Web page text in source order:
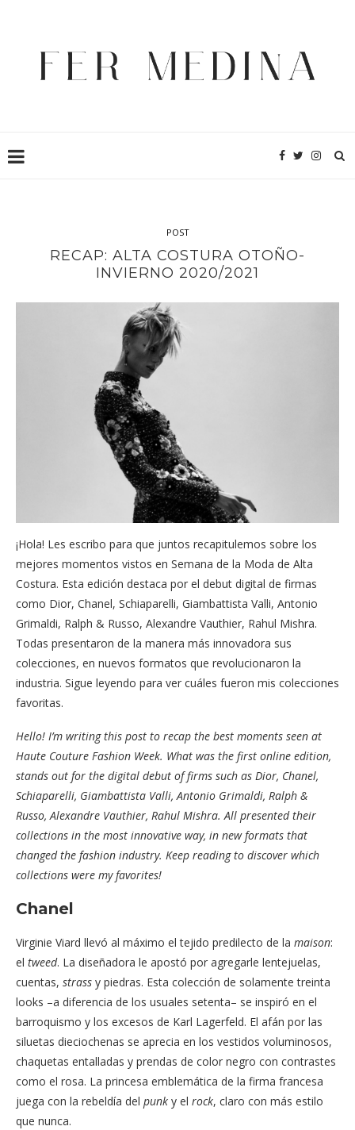
POST
RECAP: ALTA COSTURA OTOÑO-
INVIERNO 2020/2021
¡Hola! Les escribo para que juntos recapitulemos sobre los
mejores momentos vistos en Semana de la Moda de Alta
Costura. Esta edición destaca por el debut digital de firmas
como Dior, Chanel, Schiaparelli, Giambattista Valli, Antonio
Grimaldi, Ralph & Russo, Alexandre Vauthier, Rahul Mishra.
Todas presentaron de la manera más innovadora sus
colecciones, en nuevos formatos que revolucionaron la
industria. Sigue leyendo para ver cuáles fueron mis colecciones
favoritas.
Hello! I’m writing this post to recap the best moments seen at
Haute Couture Fashion Week. What was the first online edition,
stands out for the digital debut of firms such as Dior, Chanel,
Schiaparelli, Giambattista Valli, Antonio Grimaldi, Ralph &
Russo, Alexandre Vauthier, Rahul Mishra. All presented their
collections in the most innovative way, in new formats that
changed the fashion industry. Keep reading to discover which
collections were my favorites!
Chanel
Virginie Viard llevó al máximo el tejido predilecto de la maison:
el tweed. La diseñadora le apostó por agregarle lentejuelas,
cuentas, strass y piedras. Esta colección de solamente treinta
looks –a diferencia de los usuales setenta– se inspiró en el
barroquismo y los excesos de Karl Lagerfeld. El afán por las
siluetas dieciochenas se aprecia en los vestidos voluminosos,
chaquetas entalladas y prendas de color negro con contrastes
como el rosa. La princesa emblemática de la firma francesa
juega con la rebeldía del punk y el rock, claro con más estilo
que nunca.